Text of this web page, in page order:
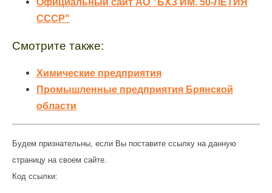
Официальный сайт АО "БХЗ ИМ. 50-ЛЕТИЯ
СССР"
Смотрите также:
Химические предприятия
Промышленные предприятия Брянской
области
Будем признательны, если Вы поставите ссылку на данную
страницу на своем сайте.
Код ссылки: